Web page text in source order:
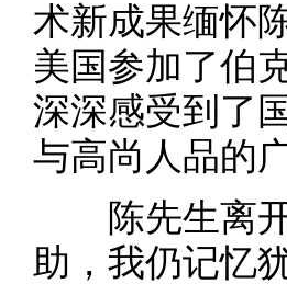
术新成果缅怀
美国参加了伯
深深感受到了
与高尚人品的
陈先生离开
助，我仍记忆